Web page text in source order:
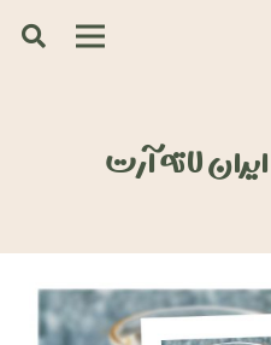
لاته آرت